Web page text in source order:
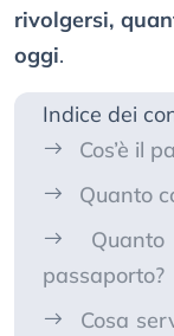
rivolgersi,
oggi.
Indice dei
Cos’è il
Quanto
passaporto?
Cosa